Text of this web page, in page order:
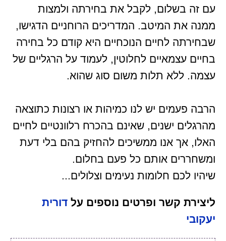
עם זה בשלום, לקבל את בחירתה ולמצות
ממנה את המיטב. המדריכים הרוחניים הדגישו,
שבחירתה לחיים הנוכחיים היא קודם כל בחירה
בחיים עצמאיים לחלוטין, לעמוד על הרגליים של
עצמה. ללא תלות משום סוג שהוא.
הרבה פעמים יש לנו כמיהות או רצונות כתוצאה
מהרגלים ישנים, שאינם בהכרח רלוונטיים לחיים
האלו, אך אנו ממשיכים להחזיק בהם בלי דעת
ומשחררים אותם כל פעם בחלום.
שיהיו לכם חלומות נעימים וצלולים...
ליצירת קשר ופרטים נוספים על דורית
יעקובי